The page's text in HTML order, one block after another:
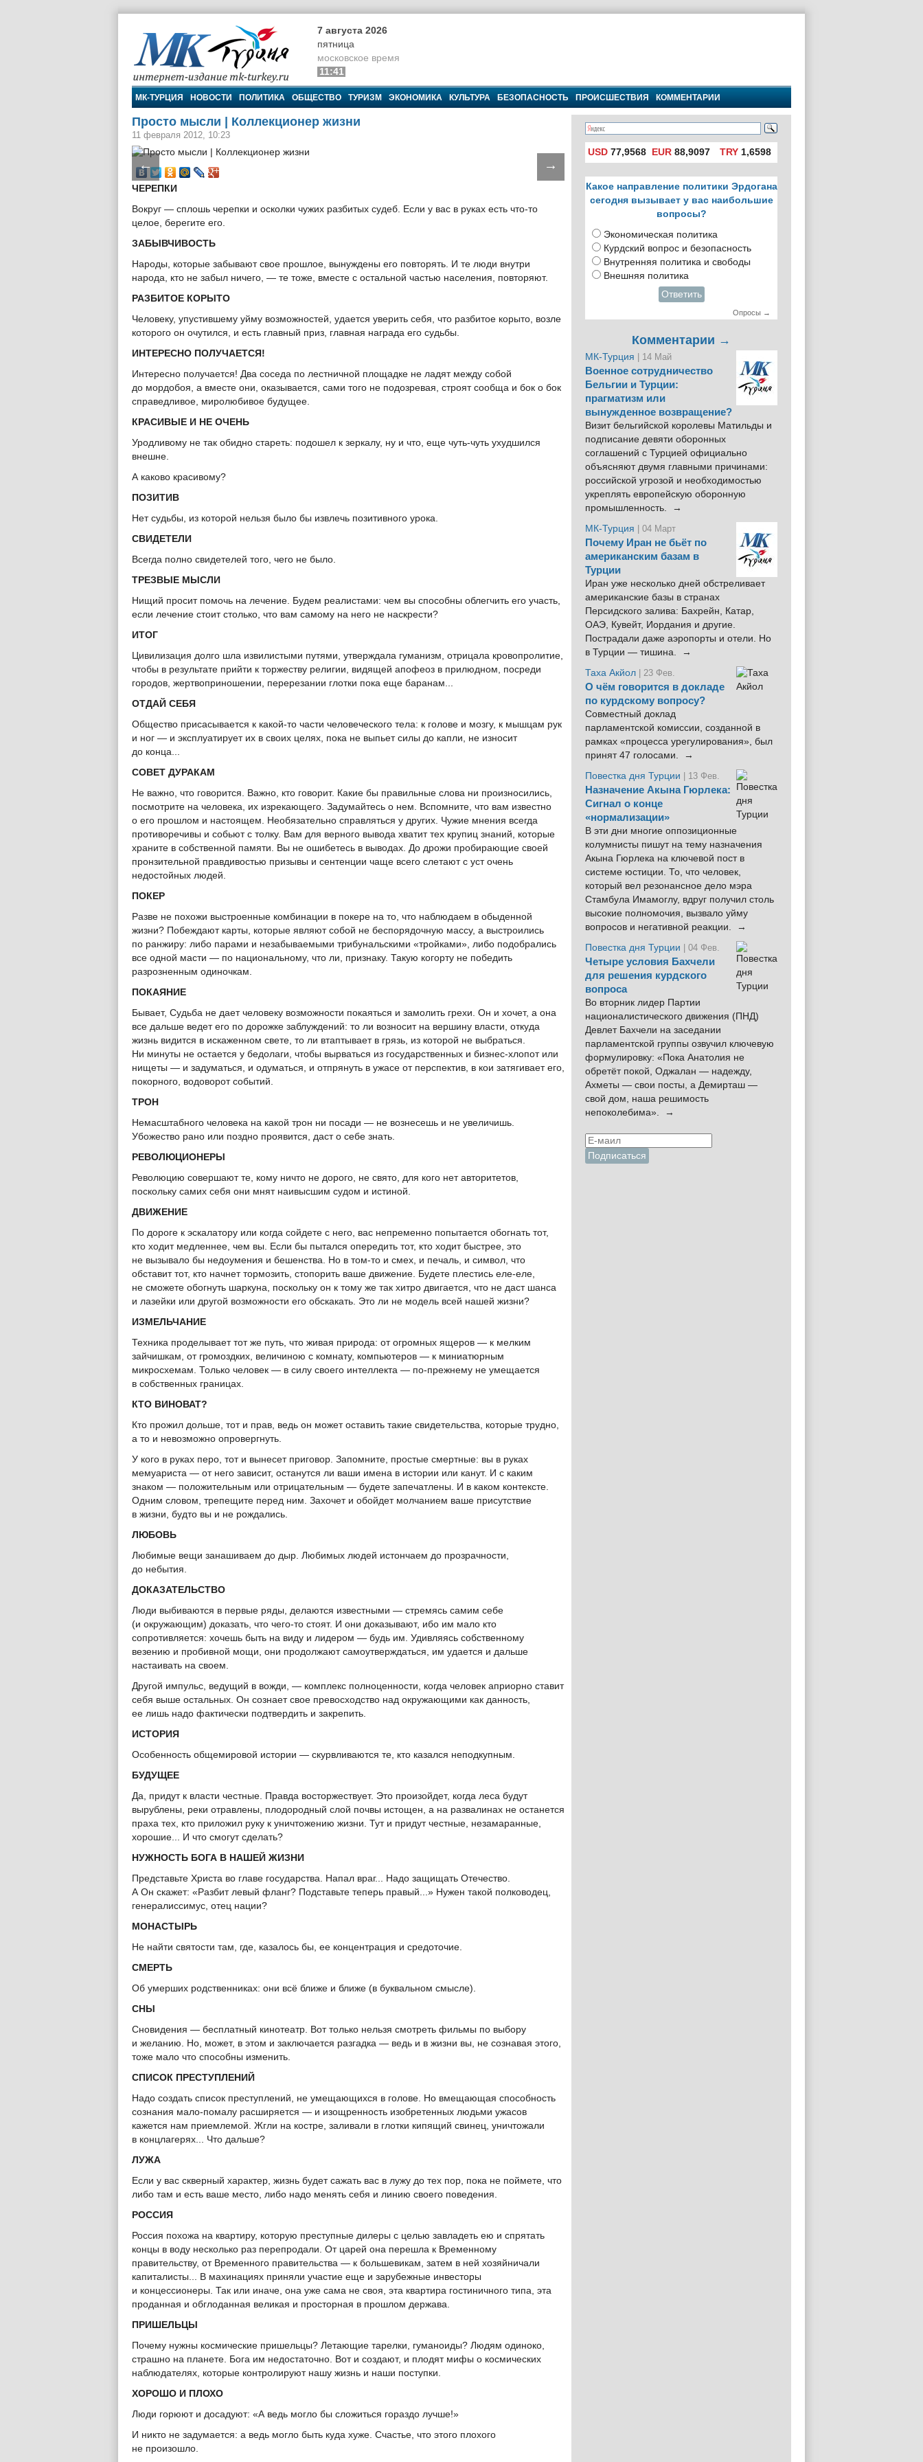
МК-Турция
7 августа 2026
пятница
московское время
11:41
МК-ТУРЦИЯ НОВОСТИ ПОЛИТИКА ОБЩЕСТВО ТУРИЗМ ЭКОНОМИКА КУЛЬТУРА БЕЗОПАСНОСТЬ ПРОИСШЕСТВИЯ КОММЕНТАРИИ
Просто мысли | Коллекционер жизни
11 февраля 2012, 10:23
← →
ЧЕРЕПКИ
Вокруг — сплошь черепки и осколки чужих разбитых судеб. Если у вас в руках есть что-то
целое, берегите его.
ЗАБЫВЧИВОСТЬ
Народы, которые забывают свое прошлое, вынуждены его повторять. И те люди внутри
народа, кто не забыл ничего, — те тоже, вместе с остальной частью населения, повторяют.
РАЗБИТОЕ КОРЫТО
Человеку, упустившему уйму возможностей, удается уверить себя, что разбитое корыто, возле
которого он очутился, и есть главный приз, главная награда его судьбы.
ИНТЕРЕСНО ПОЛУЧАЕТСЯ!
Интересно получается! Два соседа по лестничной площадке не ладят между собой
до мордобоя, а вместе они, оказывается, сами того не подозревая, строят сообща и бок о бок
справедливое, миролюбивое будущее.
КРАСИВЫЕ И НЕ ОЧЕНЬ
Уродливому не так обидно стареть: подошел к зеркалу, ну и что, еще чуть-чуть ухудшился
внешне.
А каково красивому?
ПОЗИТИВ
Нет судьбы, из которой нельзя было бы извлечь позитивного урока.
СВИДЕТЕЛИ
Всегда полно свидетелей того, чего не было.
ТРЕЗВЫЕ МЫСЛИ
Нищий просит помочь на лечение. Будем реалистами: чем вы способны облегчить его участь,
если лечение стоит столько, что вам самому на него не наскрести?
ИТОГ
Цивилизация долго шла извилистыми путями, утверждала гуманизм, отрицала кровопролитие,
чтобы в результате прийти к торжеству религии, видящей апофеоз в прилюдном, посреди
городов, жертвоприношении, перерезании глотки пока еще баранам...
ОТДАЙ СЕБЯ
Общество присасывается к какой-то части человеческого тела: к голове и мозгу, к мышцам рук
и ног — и эксплуатирует их в своих целях, пока не выпьет силы до капли, не износит
до конца...
СОВЕТ ДУРАКАМ
Не важно, что говорится. Важно, кто говорит. Какие бы правильные слова ни произносились,
посмотрите на человека, их изрекающего. Задумайтесь о нем. Вспомните, что вам известно
о его прошлом и настоящем. Необязательно справляться у других. Чужие мнения всегда
противоречивы и собьют с толку. Вам для верного вывода хватит тех крупиц знаний, которые
храните в собственной памяти. Вы не ошибетесь в выводах. До дрожи пробирающие своей
пронзительной правдивостью призывы и сентенции чаще всего слетают с уст очень
недостойных людей.
ПОКЕР
Разве не похожи выстроенные комбинации в покере на то, что наблюдаем в обыденной
жизни? Побеждают карты, которые являют собой не беспорядочную массу, а выстроились
по ранжиру: либо парами и незабываемыми трибунальскими «тройками», либо подобрались
все одной масти — по национальному, что ли, признаку. Такую когорту не победить
разрозненным одиночкам.
ПОКАЯНИЕ
Бывает, Судьба не дает человеку возможности покаяться и замолить грехи. Он и хочет, а она
все дальше ведет его по дорожке заблуждений: то ли возносит на вершину власти, откуда
жизнь видится в искаженном свете, то ли втаптывает в грязь, из которой не выбраться.
Ни минуты не остается у бедолаги, чтобы вырваться из государственных и бизнес-хлопот или
нищеты — и задуматься, и одуматься, и отпрянуть в ужасе от перспектив, в кои затягивает его,
покорного, водоворот событий.
ТРОН
Немасштабного человека на какой трон ни посади — не вознесешь и не увеличишь.
Убожество рано или поздно проявится, даст о себе знать.
РЕВОЛЮЦИОНЕРЫ
Революцию совершают те, кому ничто не дорого, не свято, для кого нет авторитетов,
поскольку самих себя они мнят наивысшим судом и истиной.
ДВИЖЕНИЕ
По дороге к эскалатору или когда сойдете с него, вас непременно попытается обогнать тот,
кто ходит медленнее, чем вы. Если бы пытался опередить тот, кто ходит быстрее, это
не вызывало бы недоумения и бешенства. Но в том-то и смех, и печаль, и символ, что
обставит тот, кто начнет тормозить, стопорить ваше движение. Будете плестись еле-еле,
не сможете обогнуть шаркуна, поскольку он к тому же так хитро двигается, что не даст шанса
и лазейки или другой возможности его обскакать. Это ли не модель всей нашей жизни?
ИЗМЕЛЬЧАНИЕ
Техника проделывает тот же путь, что живая природа: от огромных ящеров — к мелким
зайчишкам, от громоздких, величиною с комнату, компьютеров — к миниатюрным
микросхемам. Только человек — в силу своего интеллекта — по-прежнему не умещается
в собственных границах.
КТО ВИНОВАТ?
Кто прожил дольше, тот и прав, ведь он может оставить такие свидетельства, которые трудно,
а то и невозможно опровергнуть.
У кого в руках перо, тот и вынесет приговор. Запомните, простые смертные: вы в руках
мемуариста — от него зависит, останутся ли ваши имена в истории или канут. И с каким
знаком — положительным или отрицательным — будете запечатлены. И в каком контексте.
Одним словом, трепещите перед ним. Захочет и обойдет молчанием ваше присутствие
в жизни, будто вы и не рождались.
ЛЮБОВЬ
Любимые вещи занашиваем до дыр. Любимых людей истончаем до прозрачности,
до небытия.
ДОКАЗАТЕЛЬСТВО
Люди выбиваются в первые ряды, делаются известными — стремясь самим себе
(и окружающим) доказать, что чего-то стоят. И они доказывают, ибо им мало кто
сопротивляется: хочешь быть на виду и лидером — будь им. Удивляясь собственному
везению и пробивной мощи, они продолжают самоутверждаться, им удается и дальше
настаивать на своем.
Другой импульс, ведущий в вожди, — комплекс полноценности, когда человек априорно ставит
себя выше остальных. Он сознает свое превосходство над окружающими как данность,
ее лишь надо фактически подтвердить и закрепить.
ИСТОРИЯ
Особенность общемировой истории — скурвливаются те, кто казался неподкупным.
БУДУЩЕЕ
Да, придут к власти честные. Правда восторжествует. Это произойдет, когда леса будут
вырублены, реки отравлены, плодородный слой почвы истощен, а на развалинах не останется
праха тех, кто приложил руку к уничтожению жизни. Тут и придут честные, незамаранные,
хорошие... И что смогут сделать?
НУЖНОСТЬ БОГА В НАШЕЙ ЖИЗНИ
Представьте Христа во главе государства. Напал враг... Надо защищать Отечество.
А Он скажет: «Разбит левый фланг? Подставьте теперь правый...» Нужен такой полководец,
генералиссимус, отец нации?
МОНАСТЫРЬ
Не найти святости там, где, казалось бы, ее концентрация и средоточие.
СМЕРТЬ
Об умерших родственниках: они всё ближе и ближе (в буквальном смысле).
СНЫ
Сновидения — бесплатный кинотеатр. Вот только нельзя смотреть фильмы по выбору
и желанию. Но, может, в этом и заключается разгадка — ведь и в жизни вы, не сознавая этого,
тоже мало что способны изменить.
СПИСОК ПРЕСТУПЛЕНИЙ
Надо создать список преступлений, не умещающихся в голове. Но вмещающая способность
сознания мало-помалу расширяется — и изощренность изобретенных людьми ужасов
кажется нам приемлемой. Жгли на костре, заливали в глотки кипящий свинец, уничтожали
в концлагерях... Что дальше?
ЛУЖА
Если у вас скверный характер, жизнь будет сажать вас в лужу до тех пор, пока не поймете, что
либо там и есть ваше место, либо надо менять себя и линию своего поведения.
РОССИЯ
Россия похожа на квартиру, которую преступные дилеры с целью завладеть ею и спрятать
концы в воду несколько раз перепродали. От царей она перешла к Временному
правительству, от Временного правительства — к большевикам, затем в ней хозяйничали
капиталисты... В махинациях приняли участие еще и зарубежные инвесторы
и концессионеры. Так или иначе, она уже сама не своя, эта квартира гостиничного типа, эта
проданная и обглоданная великая и просторная в прошлом держава.
ПРИШЕЛЬЦЫ
Почему нужны космические пришельцы? Летающие тарелки, гуманоиды? Людям одиноко,
страшно на планете. Бога им недостаточно. Вот и создают, и плодят мифы о космических
наблюдателях, которые контролируют нашу жизнь и наши поступки.
ХОРОШО И ПЛОХО
Люди горюют и досадуют: «А ведь могло бы сложиться гораздо лучше!»
И никто не задумается: а ведь могло быть куда хуже. Счастье, что этого плохого
не произошло.
USD 77,9568 EUR 88,9097 TRY1,6598
Какое направление политики Эрдогана
сегодня вызывает у вас наибольшие
вопросы?
Экономическая политика
Курдский вопрос и безопасность
Внутренняя политика и свободы
Внешняя политика
Ответить
Опросы →
Комментарии →
МК-Турция | 14 Май
Военное сотрудничество
Бельгии и Турции:
прагматизм или
вынужденное возвращение?
Визит бельгийской королевы Матильды и
подписание девяти оборонных
соглашений с Турцией официально
объясняют двумя главными причинами:
российской угрозой и необходимостью
укреплять европейскую оборонную
промышленность. →
МК-Турция
| 04 Март
Почему Иран не бьёт по
американским базам в
Турции
Иран уже несколько дней обстреливает
американские базы в странах
Персидского залива: Бахрейн, Катар,
ОАЭ, Кувейт, Иордания и другие.
Пострадали даже аэропорты и отели. Но
в Турции — тишина. →
Таха Акйол | 23 Фев.
О чём говорится в докладе
по курдскому вопросу?
Совместный доклад
парламентской комиссии, созданной в
рамках «процесса урегулирования», был
принят 47 голосами. →
Повестка дня Турции
| 13 Фев.
Назначение Акына Гюрлека:
Сигнал о конце
«нормализации»
В эти дни многие оппозиционные
колумнисты пишут на тему назначения
Акына Гюрлека на ключевой пост в
системе юстиции. То, что человек,
который вел резонансное дело мэра
Стамбула Имамоглу, вдруг получил столь
высокие полномочия, вызвало уйму
вопросов и негативной реакции. →
Повестка дня Турции
| 04 Фев.
Четыре условия Бахчели
для решения курдского
вопроса
Во вторник лидер Партии
националистического движения (ПНД)
Девлет Бахчели на заседании
парламентской группы озвучил ключевую
формулировку: «Пока Анатолия не
обретёт покой, Оджалан — надежду,
Ахметы — свои посты, а Демирташ —
свой дом, наша решимость
непоколебима». →